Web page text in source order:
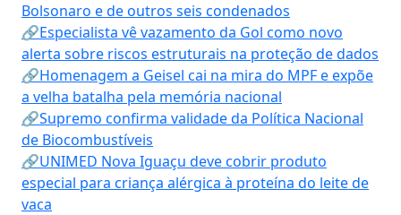
Bolsonaro e de outros seis condenados
🔗Especialista vê vazamento da Gol como novo
alerta sobre riscos estruturais na proteção de dados
🔗Homenagem a Geisel cai na mira do MPF e expõe
a velha batalha pela memória nacional
🔗Supremo confirma validade da Política Nacional
de Biocombustíveis
🔗UNIMED Nova Iguaçu deve cobrir produto
especial para criança alérgica à proteína do leite de
vaca